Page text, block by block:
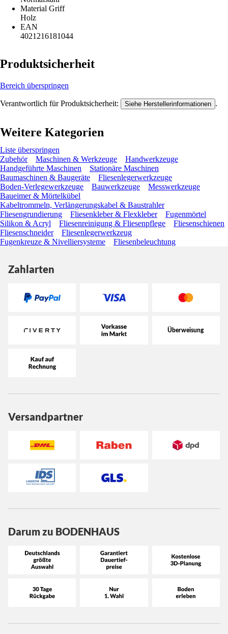
Material Griff
Holz
EAN
4021216181044
Produktsicherheit
Bereich überspringen
Verantwortlich für Produktsicherheit: Siehe Herstellerinformationen .
Weitere Kategorien
Liste überspringen
Zubehör
Maschinen & Werkzeuge
Handwerkzeuge
Handgeführte Maschinen
Stationäre Maschinen
Baumaschinen & Baugeräte
Fliesenlegerwerkzeuge
Boden-Verlegewerkzeuge
Bauwerkzeuge
Messwerkzeuge
Baueimer & Mörtelkübel
Kabeltrommeln, Verlängerungskabel & Baustrahler
Fliesengrundierung
Fliesenkleber & Flexkleber
Fugenmörtel
Silikon & Acryl
Fliesenreinigung & Fliesenpflege
Fliesenschienen
Fliesenschneider
Fliesenlegerwerkzeug
Fugenkreuze & Nivelliersysteme
Fliesenbeleuchtung
Zahlarten
Versandpartner
Darum zu BODENHAUS